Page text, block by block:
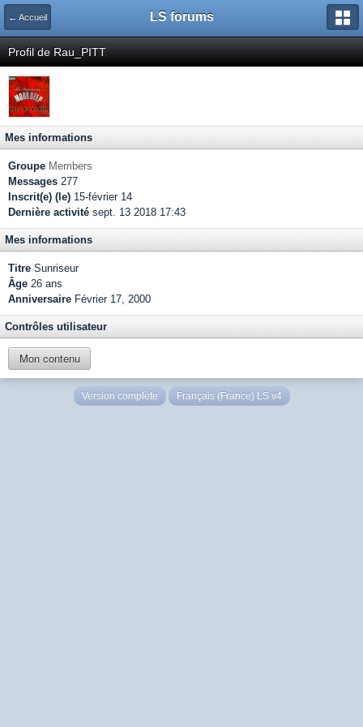
← Accueil LS forums
Profil de Rau_PITT
Mes informations
Groupe Members
Messages 277
Inscrit(e) (le) 15-février 14
Dernière activité sept. 13 2018 17:43
Mes informations
Titre Sunriseur
Âge 26 ans
Anniversaire Février 17, 2000
Contrôles utilisateur
Mon contenu
Version complète Français (France) LS v4